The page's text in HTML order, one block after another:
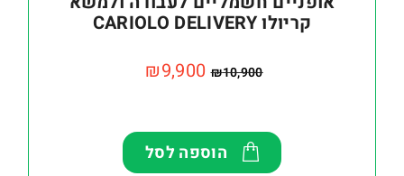
קריולו CARIOLO DELIVERY
₪10,900
₪9,900
הוספה לסל